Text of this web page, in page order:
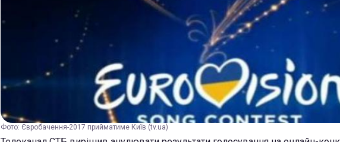
Фото: Євробачення-2017 прийматиме Київ (tv.ua)